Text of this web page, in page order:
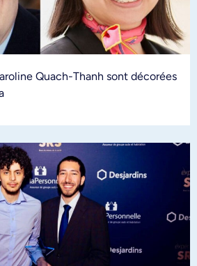
Quach-Thanh sont décorées